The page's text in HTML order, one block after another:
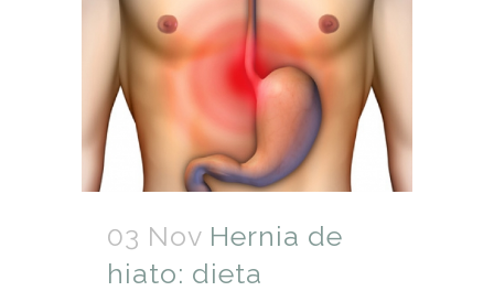
03 Nov Hernia de
hiato: dieta